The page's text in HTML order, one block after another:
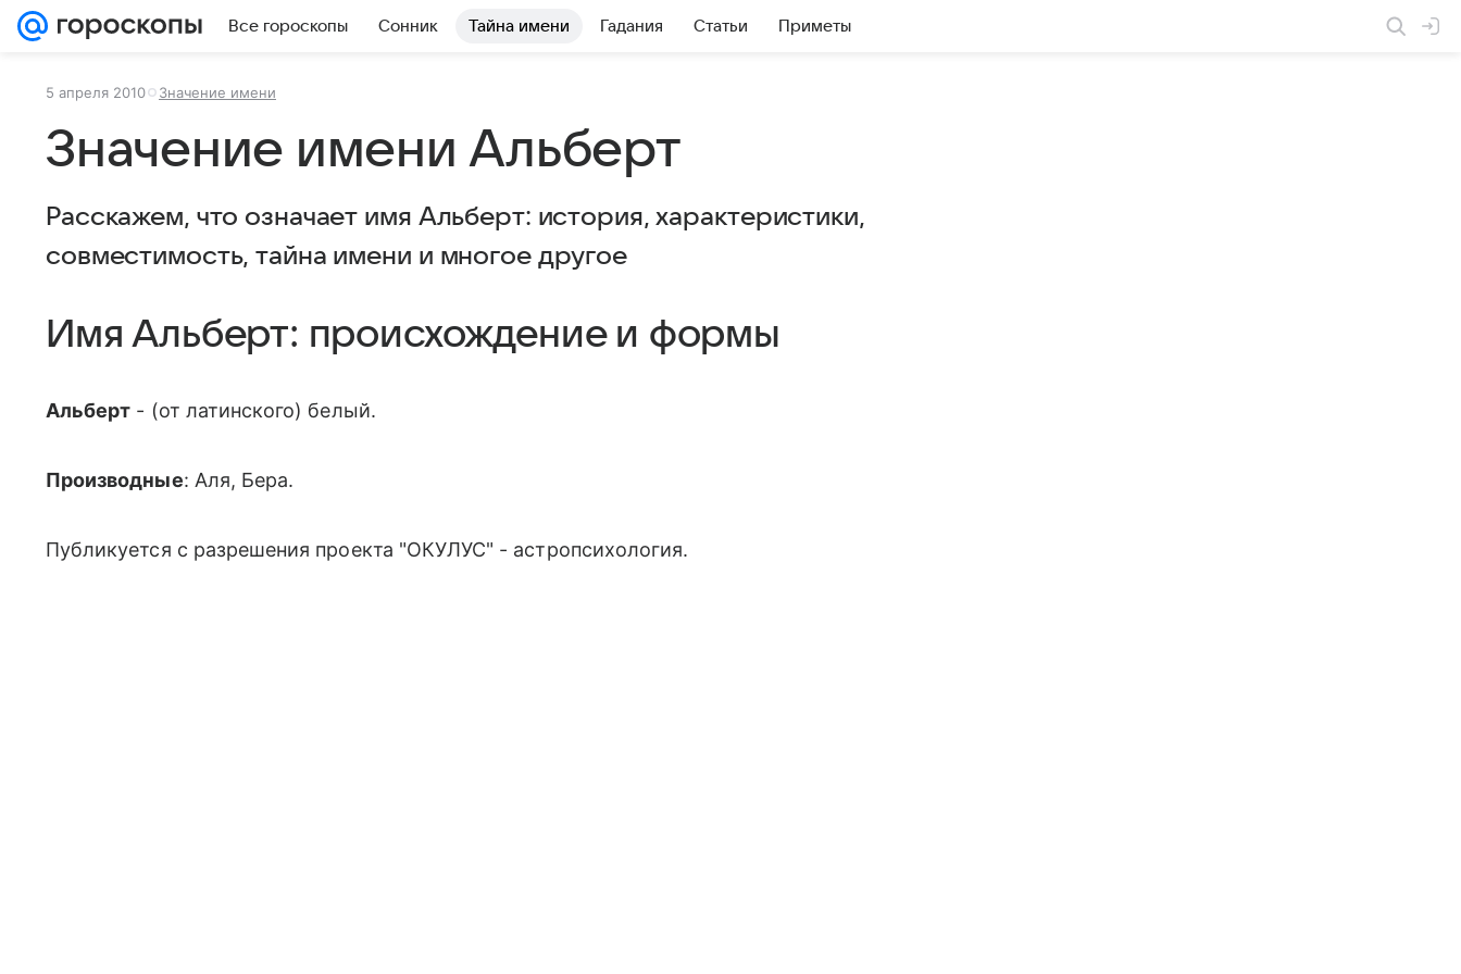
Все гороскопы Сонник Тайна имени Гадания Статьи Приметы
5 апреля 2010 Значение имени
Значение имени Альберт
Расскажем, что означает имя Альберт: история, характеристики,
совместимость, тайна имени и многое другое
Имя Альберт: происхождение и формы
Альберт - (от латинского) белый.
Производные: Аля, Бера.
Публикуется с разрешения проекта "ОКУЛУС" - астропсихология.